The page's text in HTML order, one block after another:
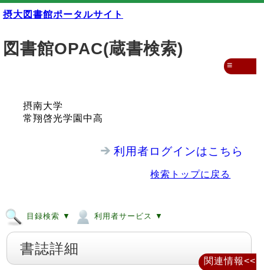
摂大図書館ポータルサイト
図書館OPAC(蔵書検索)
摂南大学
常翔啓光学園中高
利用者ログインはこちら
検索トップに戻る
目録検索 ▼ 利用者サービス ▼
≡
書誌詳細
関連情報<<